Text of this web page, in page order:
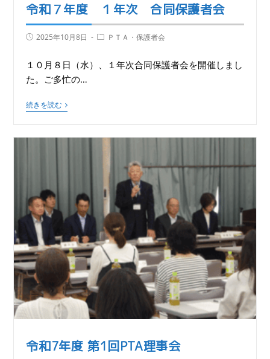
令和７年度 １年次 合同保護者会
2025年10月8日 ＰＴＡ・保護者会
１０月８日（水）、１年次合同保護者会を開催しまし
た。ご多忙の…
続きを読む
令和7年度 第1回PTA理事会